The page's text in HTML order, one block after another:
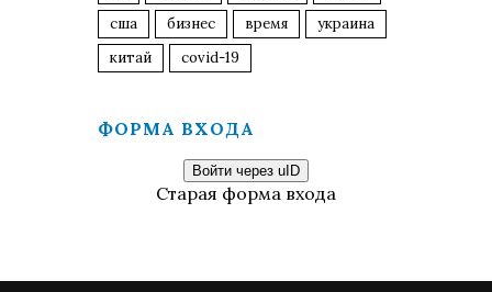
сша
бизнес время
украина
китай
covid-19
ФОРМА ВХОДА
Войти через uID
Старая форма входа